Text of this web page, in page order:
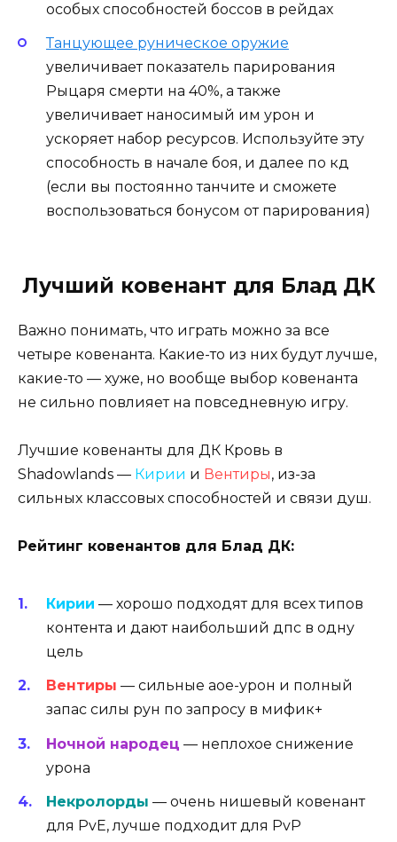
особых способностей боссов в рейдах
Танцующее руническое оружие
увеличивает показатель парирования
Рыцаря смерти на 40%, а также
увеличивает наносимый им урон и
ускоряет набор ресурсов. Используйте эту
способность в начале боя, и далее по кд
(если вы постоянно танчите и сможете
воспользоваться бонусом от парирования)
Лучший ковенант для Блад ДК
Важно понимать, что играть можно за все
четыре ковенанта. Какие-то из них будут лучше,
какие-то — хуже, но вообще выбор ковенанта
не сильно повлияет на повседневную игру.
Лучшие ковенанты для ДК Кровь в
Shadowlands — Кирии и Вентиры, из-за
сильных классовых способностей и связи душ.
Рейтинг ковенантов для Блад ДК:
Кирии — хорошо подходят для всех типов
контента и дают наибольший дпс в одну
цель
Вентиры — сильные аое-урон и полный
запас силы рун по запросу в мифик+
Ночной народец — неплохое снижение
урона
Некролорды — очень нишевый ковенант
для PvE, лучше подходит для PvP